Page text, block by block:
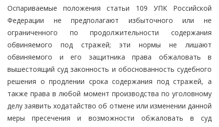
Оспариваемые положения статьи 109 УПК Российской
Федерации не предполагают избыточного или не
ограниченного по продолжительности содержания
обвиняемого под стражей; эти нормы не лишают
обвиняемого и его защитника права обжаловать в
вышестоящий суд законность и обоснованность судебного
решения о продлении срока содержания под стражей, а
также права в любой момент производства по уголовному
делу заявить ходатайство об отмене или изменении данной
меры пресечения и возможности обжаловать в суд